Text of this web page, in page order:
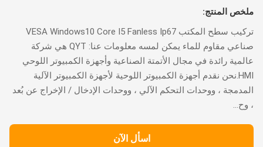
المنتج:
تركيب سطح المكتب VESA Windows10 Core I5 ​​Fanless Ip67
صناعي مقاوم للماء يمكن لمسه معلومات عنا: QYT هي شركة
رائدة في مجال الأتمتة الصناعية وأجهزة الكمبيوتر اللوحي
HMI.نحن نقدم أجهزة الكمبيوتر اللوحية لأجهزة الكمبيوتر الآلية
، ووحدات التحكم الآلي ، ووحدات الإدخال / الإخراج عن بُعد
اسأل الآن